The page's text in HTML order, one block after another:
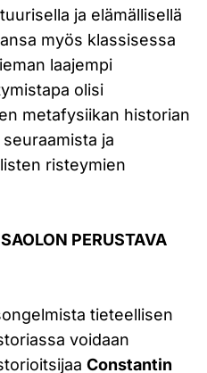
ja elämällisellä
myös klassisessa
laajempi
olisi
metafysiikan historian
ja
risteymien
PERUSTAVA
tieteellisen
voidaan
Constantin